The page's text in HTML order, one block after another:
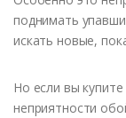
поднимать
искать новые,
Но если вы
неприятности